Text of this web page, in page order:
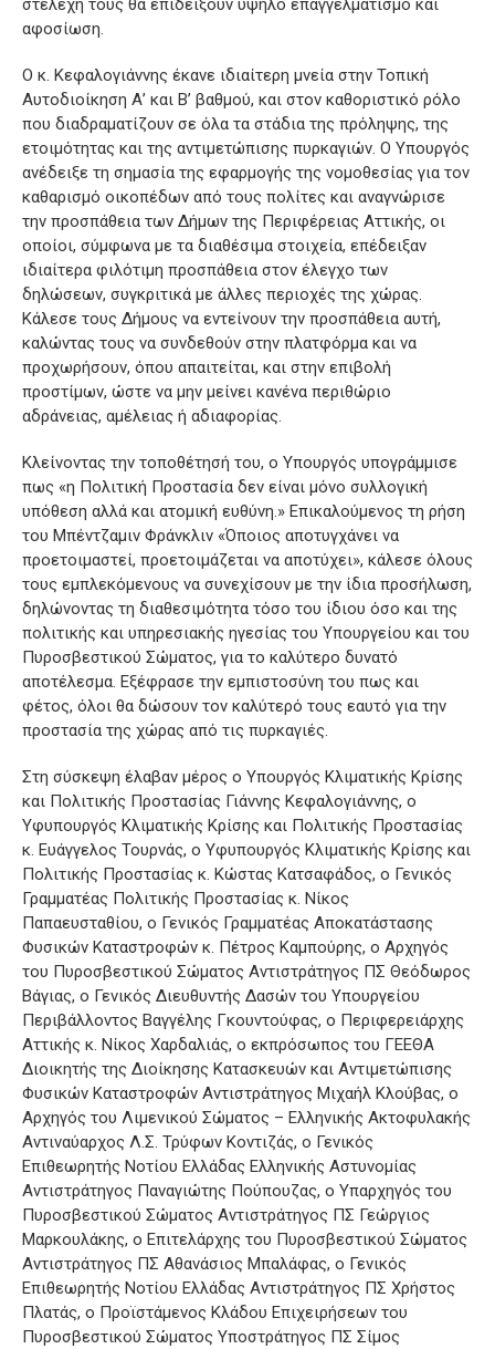
στελέχη τους θα επιδείξουν υψηλό επαγγελματισμό και
αφοσίωση.
Ο κ. Κεφαλογιάννης έκανε ιδιαίτερη μνεία στην Τοπική
Αυτοδιοίκηση Α’ και Β’ βαθμού, και στον καθοριστικό ρόλο
που διαδραματίζουν σε όλα τα στάδια της πρόληψης, της
ετοιμότητας και της αντιμετώπισης πυρκαγιών. Ο Υπουργός
ανέδειξε τη σημασία της εφαρμογής της νομοθεσίας για τον
καθαρισμό οικοπέδων από τους πολίτες και αναγνώρισε
την προσπάθεια των Δήμων της Περιφέρειας Αττικής, οι
οποίοι, σύμφωνα με τα διαθέσιμα στοιχεία, επέδειξαν
ιδιαίτερα φιλότιμη προσπάθεια στον έλεγχο των
δηλώσεων, συγκριτικά με άλλες περιοχές της χώρας.
Κάλεσε τους Δήμους να εντείνουν την προσπάθεια αυτή,
καλώντας τους να συνδεθούν στην πλατφόρμα και να
προχωρήσουν, όπου απαιτείται, και στην επιβολή
προστίμων, ώστε να μην μείνει κανένα περιθώριο
αδράνειας, αμέλειας ή αδιαφορίας.
Κλείνοντας την τοποθέτησή του, ο Υπουργός υπογράμμισε
πως «η Πολιτική Προστασία δεν είναι μόνο συλλογική
υπόθεση αλλά και ατομική ευθύνη.» Επικαλούμενος τη ρήση
του Μπέντζαμιν Φράνκλιν «Όποιος αποτυγχάνει να
προετοιμαστεί, προετοιμάζεται να αποτύχει», κάλεσε όλους
τους εμπλεκόμενους να συνεχίσουν με την ίδια προσήλωση,
δηλώνοντας τη διαθεσιμότητα τόσο του ίδιου όσο και της
πολιτικής και υπηρεσιακής ηγεσίας του Υπουργείου και του
Πυροσβεστικού Σώματος, για το καλύτερο δυνατό
αποτέλεσμα. Εξέφρασε την εμπιστοσύνη του πως και
φέτος, όλοι θα δώσουν τον καλύτερό τους εαυτό για την
προστασία της χώρας από τις πυρκαγιές.
Στη σύσκεψη έλαβαν μέρος ο Υπουργός Κλιματικής Κρίσης
και Πολιτικής Προστασίας Γιάννης Κεφαλογιάννης, ο
Υφυπουργός Κλιματικής Κρίσης και Πολιτικής Προστασίας
κ. Ευάγγελος Τουρνάς, ο Υφυπουργός Κλιματικής Κρίσης και
Πολιτικής Προστασίας κ. Κώστας Κατσαφάδος, ο Γενικός
Γραμματέας Πολιτικής Προστασίας κ. Νίκος
Παπαευσταθίου, ο Γενικός Γραμματέας Αποκατάστασης
Φυσικών Καταστροφών κ. Πέτρος Καμπούρης, ο Αρχηγός
του Πυροσβεστικού Σώματος Αντιστράτηγος ΠΣ Θεόδωρος
Βάγιας, ο Γενικός Διευθυντής Δασών του Υπουργείου
Περιβάλλοντος Βαγγέλης Γκουντούφας, ο Περιφερειάρχης
Αττικής κ. Νίκος Χαρδαλιάς, ο εκπρόσωπος του ΓΕΕΘΑ
Διοικητής της Διοίκησης Κατασκευών και Αντιμετώπισης
Φυσικών Καταστροφών Αντιστράτηγος Μιχαήλ Κλούβας, ο
Αρχηγός του Λιμενικού Σώματος – Ελληνικής Ακτοφυλακής
Αντιναύαρχος Λ.Σ. Τρύφων Κοντιζάς, ο Γενικός
Επιθεωρητής Νοτίου Ελλάδας Ελληνικής Αστυνομίας
Αντιστράτηγος Παναγιώτης Πούπουζας, ο Υπαρχηγός του
Πυροσβεστικού Σώματος Αντιστράτηγος ΠΣ Γεώργιος
Μαρκουλάκης, ο Επιτελάρχης του Πυροσβεστικού Σώματος
Αντιστράτηγος ΠΣ Αθανάσιος Μπαλάφας, ο Γενικός
Επιθεωρητής Νοτίου Ελλάδας Αντιστράτηγος ΠΣ Χρήστος
Πλατάς, ο Προϊστάμενος Κλάδου Επιχειρήσεων του
Πυροσβεστικού Σώματος Υποστράτηγος ΠΣ Σίμος